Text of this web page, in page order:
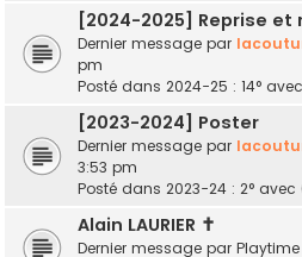
[2024-2025] Reprise
Dernier message par
pm
Posté dans 2024-25 : 14°
[2023-2024] Poster
Dernier message par
3:53 pm
Posté dans 2023-24 : 2° avec
Alain LAURIER ✝
Dernier message par Playtime